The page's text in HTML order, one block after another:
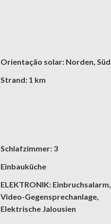
Orientação solar: Norden, Süd
Strand: 1 km
Schlafzimmer: 3
Einbauküche
ELEKTRONIK: Einbruchsalarm,
Video-Gegensprechanlage,
Elektrische Jalousien